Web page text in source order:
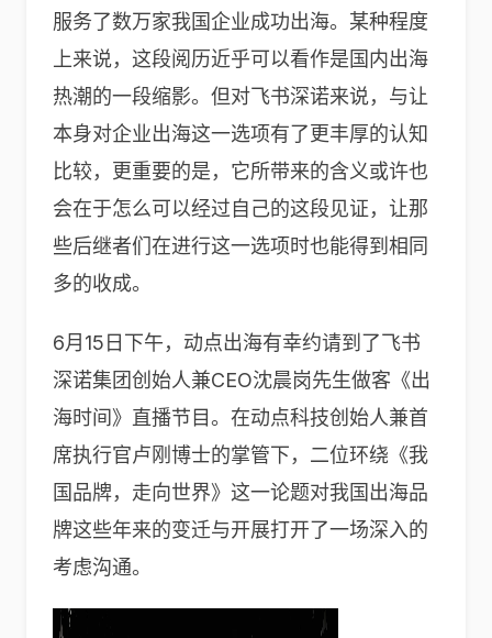
服务了数万家我国企业成功出海。某种程度
上来说，这段阅历近乎可以看作是国内出海
热潮的一段缩影。但对飞书深诺来说，与让
本身对企业出海这一选项有了更丰厚的认知
比较，更重要的是，它所带来的含义或许也
会在于怎么可以经过自己的这段见证，让那
些后继者们在进行这一选项时也能得到相同
多的收成。
6月15日下午，动点出海有幸约请到了飞书
深诺集团创始人兼CEO沈晨岗先生做客《出
海时间》直播节目。在动点科技创始人兼首
席执行官卢刚博士的掌管下，二位环绕《我
国品牌，走向世界》这一论题对我国出海品
牌这些年来的变迁与开展打开了一场深入的
考虑沟通。